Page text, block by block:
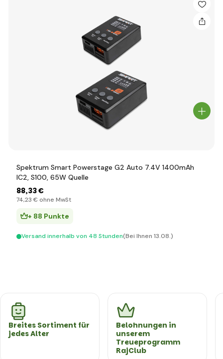
Spektrum Smart Powerstage G2 Auto 7.4V 1400mAh
IC2, S100, 65W Quelle
88,33 €
74,23 € ohne MwSt
+ 88 Punkte
Versand innerhalb von 48 Stunden(Bei Ihnen 13.08.)
Breites Sortiment für
jedes Alter
Belohnungen in
unserem
Treueprogramm
RajClub